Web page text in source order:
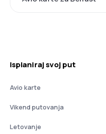
Isplaniraj svoj put
Avio karte
Vikend putovanja
Letovanje